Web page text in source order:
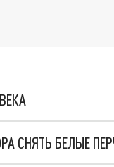
СНЯТЬ БЕЛЫЕ